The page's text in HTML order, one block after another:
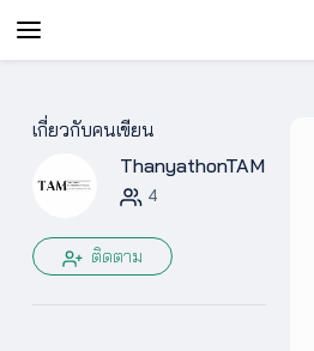
เอเจ
เกี่ยวกับคนเขียน
ThanyathonTAM
4
ติดตาม